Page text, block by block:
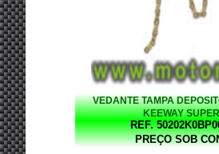
VEDANTE TAMPA
KEEWAY
REF.
PREÇO SOB